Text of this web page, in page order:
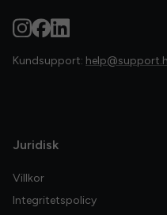
Kundsupport:
Juridisk
Villkor
Integritetspolicy